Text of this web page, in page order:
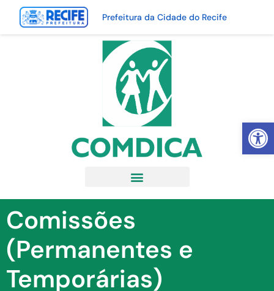
Abrir
Prefeitura da Cidade do Recife
Comissões
(Permanentes e
Temporárias)